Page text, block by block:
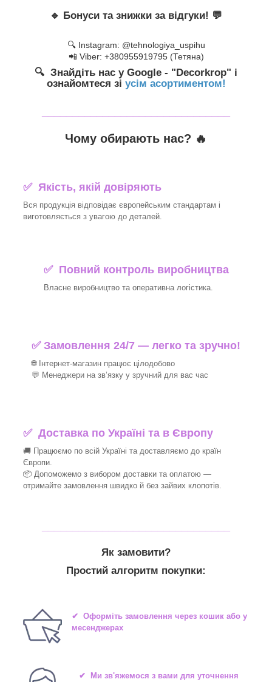
🔹 Бонуси та знижки за відгуки! 💬
🔍 Instagram: @tehnologiya_uspihu
📲 Viber: +380955919795 (Тетяна)
🔍 Знайдіть нас у Google - "Decorkrop" і
ознайомтеся зі усім асортиментом!
Чому обирають нас? 🔥
✅ Якість, якій довіряють
Вся продукція відповідає європейським стандартам і
виготовляється з увагою до деталей.
✅ Повний контроль виробництва
Власне виробництво та оперативна логістика.
✅ Замовлення 24/7 — легко та зручно!
🌐 Інтернет-магазин працює цілодобово
💬 Менеджери на зв’язку у зручний для вас час
✅Доставка по Україні та в Європу
🚚 Працюємо по всій Україні та доставляємо до країн
Європи.
📦 Допоможемо з вибором доставки та оплатою —
отримайте замовлення швидко й без зайвих клопотів.
Як замовити?
Простий алгоритм покупки:
✔ Оформіть замовлення через кошик або у
месенджерах
✔ Ми зв'яжемося з вами для уточнення